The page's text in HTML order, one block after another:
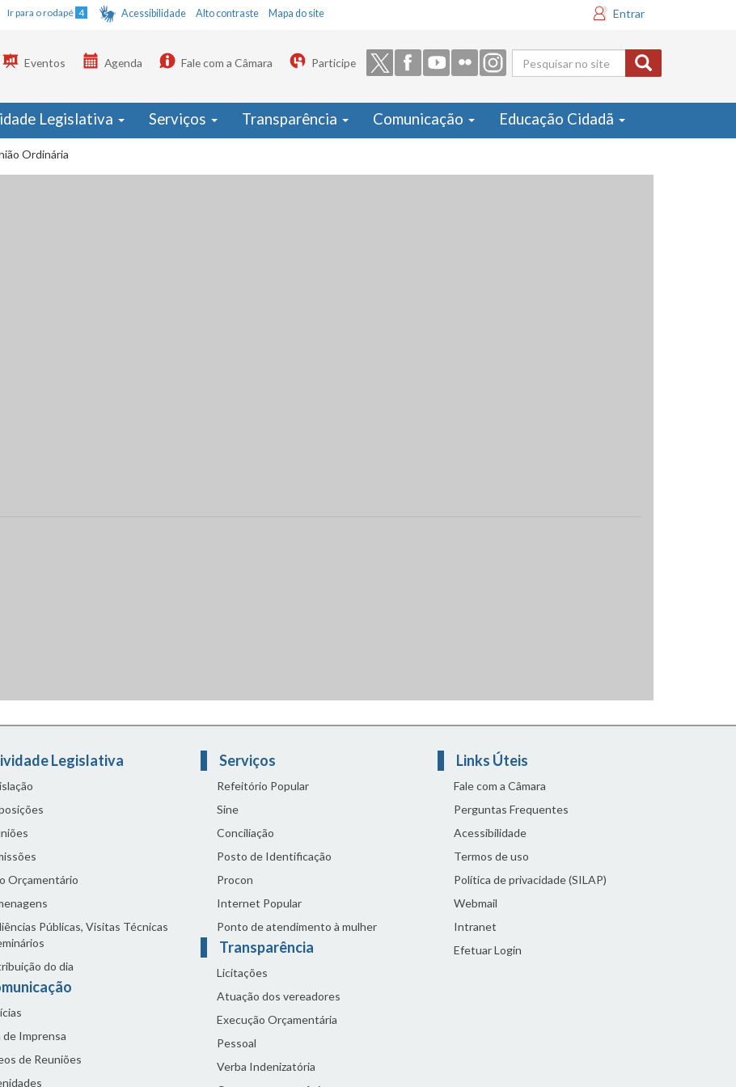
Ir para o rodapé 4 Acessibilidade Alto contraste Mapa do site Entrar
Formulário
de busca
Eventos Agenda Fale com a Câmara Participe
Legislativa Serviços Transparência Comunicação Educação Cidadã
Ordinária
Legislativa
Orçamentário
Públicas, Visitas Técnicas
do dia
de Imprensa
de Reuniões
Serviços
Refeitório Popular
Sine
Conciliação
Posto de Identificação
Procon
Internet Popular
Ponto de atendimento à mulher
Transparência
Licitações
Atuação dos vereadores
Execução Orçamentária
Pessoal
Verba Indenizatória
Links Úteis
Fale com a Câmara
Perguntas Frequentes
Acessibilidade
Termos de uso
Política de privacidade (SILAP)
Webmail
Intranet
Efetuar Login